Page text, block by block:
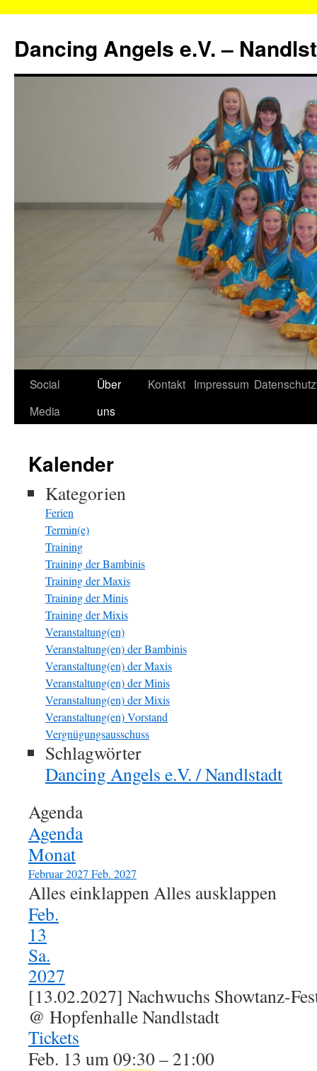
springen
Dancing Angels e.V. –
Social
Media
Über
uns
Kontakt Impressum
Kalender
Kategorien
Ferien
Termin(e)
Training
Training der Bambinis
Training der Maxis
Training der Minis
Training der Mixis
Veranstaltung(en)
Veranstaltung(en) der Bambinis
Veranstaltung(en) der Maxis
Veranstaltung(en) der Minis
Veranstaltung(en) der Mixis
Veranstaltung(en) Vorstand
Vergnügungsausschuss
Schlagwörter
Dancing Angels e.V. / Nandlstadt
Agenda
Agenda
Monat
Februar 2027 Feb. 2027
Alles einklappenAlles ausklappen
Feb.
13
Sa.
2027
[13.02.2027] Nachwuchs Showtanz-
@ Hopfenhalle Nandlstadt
Tickets
Feb. 13 um 09:30 – 21:00